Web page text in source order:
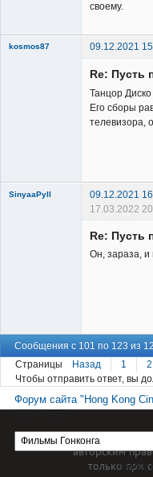
своему.
kosmos87 09.12.2021
Re: Пусть
Танцор
Его сборы
телевизора,
SinyaaPyll 09.12.2021
17.03.2022
Re: Пусть
Он, зараза, и
Сообщения с 101 по 123 из
Страницы
Назад 1 2
Чтобы отправить ответ, вы
Форум сайта "Hong Kong
Форум
Материал
авторским
только при